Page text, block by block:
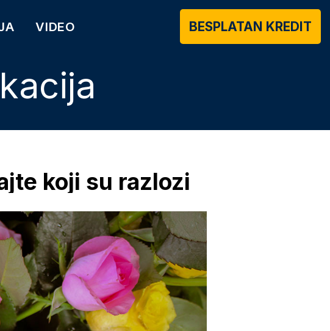
VIDEO BESPLATAN KREDIT
koji su razlozi